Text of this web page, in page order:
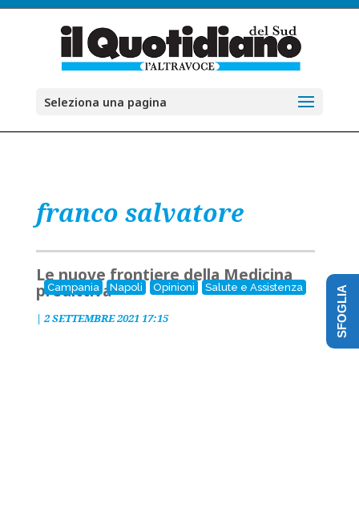
Seleziona una pagina
franco salvatore
Campania Napoli Opinioni Salute e Assistenza
Le nuove frontiere della Medicina
predittiva
| 2 SETTEMBRE 2021 17:15 SFOGLIA